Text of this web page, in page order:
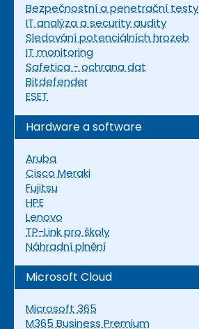
Bezpečnostní a penetrační testy
IT analýza a security audity
Sledování potenciálních hrozeb
IT monitoring
Safetica - ochrana dat
Bitdefender
ESET
Hardware a software
Aruba
Cisco Meraki
Fujitsu
HPE
Lenovo
TP-Link pro školy
Náhradní plnění
Microsoft Cloud
Microsoft 365
M365 Business Premium